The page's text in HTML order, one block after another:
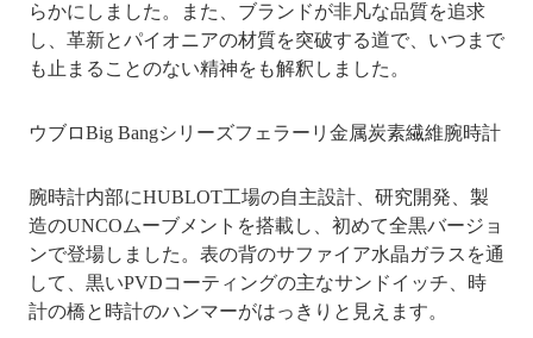
らかにしました。また、ブランドが非凡な品質を追求
し、革新とパイオニアの材質を突破する道で、いつまで
も止まることのない精神をも解釈しました。
ウブロBig Bangシリーズフェラーリ金属炭素繊維腕時計
腕時計内部にHUBLOT工場の自主設計、研究開発、製
造のUNCOムーブメントを搭載し、初めて全黒バージョ
ンで登場しました。表の背のサファイア水晶ガラスを通
して、黒いPVDコーティングの主なサンドイッチ、時
計の橋と時計のハンマーがはっきりと見えます。